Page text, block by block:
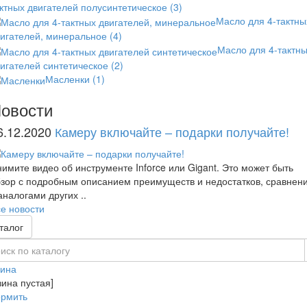
двигателей полусинтетическое (3)
Масло для 4-
минеральное (4)
Масло для 4-
синтетическое (2)
Масленки (1)
Камеру включайте – подарки получайте!
видео об инструменте Inforce или Gigant. Это может быть
с подробным описанием преимуществ и недостатков,
других ..
новости
пустая]